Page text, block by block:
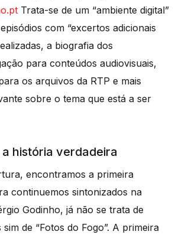
Trata-se de um “ambiente digital”
com “excertos adicionais
a biografia dos
para conteúdos audiovisuais,
os arquivos da RTP e mais
sobre o tema que está a ser
história verdadeira
encontramos a primeira
continuemos sintonizados na
Godinho, já não se trata de
sim de “Fotos do Fogo”. A primeira